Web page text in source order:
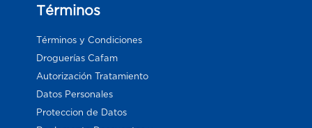
Términos
Términos y Condiciones
Droguerías Cafam
Autorización Tratamiento
Datos Personales
Proteccion de Datos